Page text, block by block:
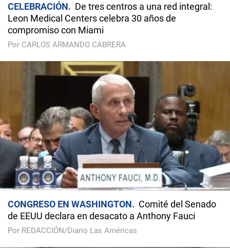
CELEBRACIÓN
De tres centros a una red integral:
Leon Medical Centers celebra 30 años de
compromiso con Miami
Por CARLOS ARMANDO CABRERA
CONGRESO EN WASHINGTON
Comité del Senado
de EEUU declara en desacato a Anthony Fauci
Por REDACCIÓN/Diario Las Américas